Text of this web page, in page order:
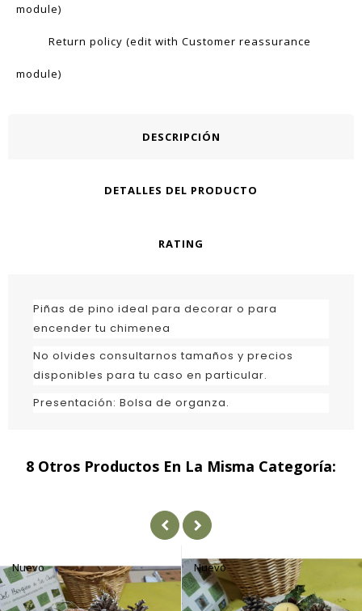
module)
Return policy (edit with Customer reassurance
module)
DESCRIPCIÓN
DETALLES DEL PRODUCTO
RATING
Piñas de pino ideal para decorar o para
encender tu chimenea
No olvides consultarnos tamaños y precios
disponibles para tu caso en particular.
Presentación: Bolsa de organza.
8 Otros Productos En La Misma Categoría:
Nuevo Nuevo